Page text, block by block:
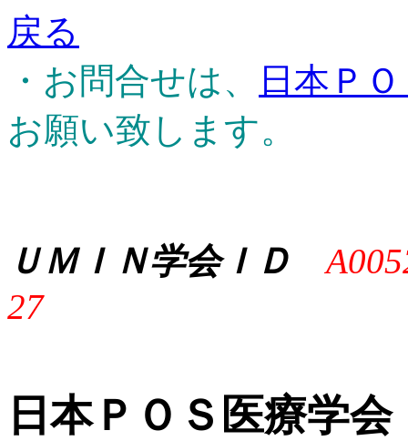
戻る
・お問合せは、
日本Ｐ
お願い致します。
ＵＭＩＮ学会ＩＤ
27
日本ＰＯＳ医療学会